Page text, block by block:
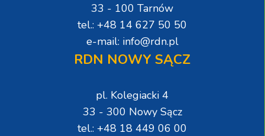
33 - 100 Tarnów
tel.: +48 14 627 50 50
e-mail: info@rdn.pl
RDN NOWY SĄCZ
pl. Kolegiacki 4
33 - 300 Nowy Sącz
tel.: +48 18 449 06 00